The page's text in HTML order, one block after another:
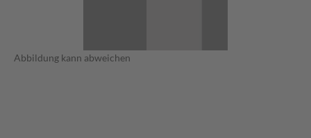
Abbildung kann abweichen